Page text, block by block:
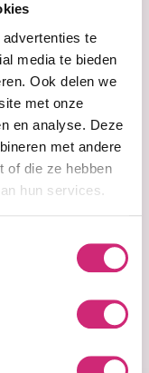
te
media te bieden
Ook delen we
met onze
en analyse. Deze
met andere
of die ze hebben
hun services.
Essentials